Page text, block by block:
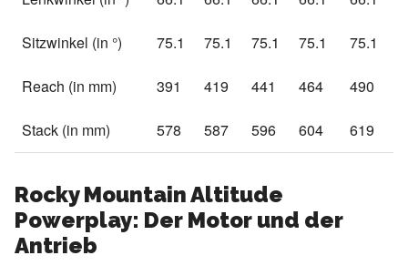
Sitzwinkel (in °) 75.1 75.1 75.1 75.1 75.1
Reach (in mm) 391 419 441 464 490
Stack (in mm) 578 587 596 604 619
Rocky Mountain Altitude
Powerplay: Der Motor und der
Antrieb